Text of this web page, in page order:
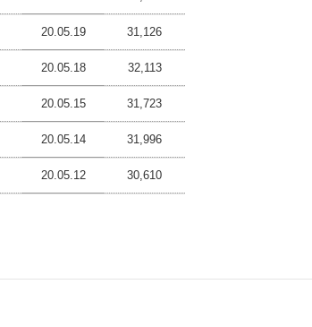
20.05.19 31,126
20.05.18 32,113
20.05.15 31,723
20.05.14 31,996
20.05.12 30,610